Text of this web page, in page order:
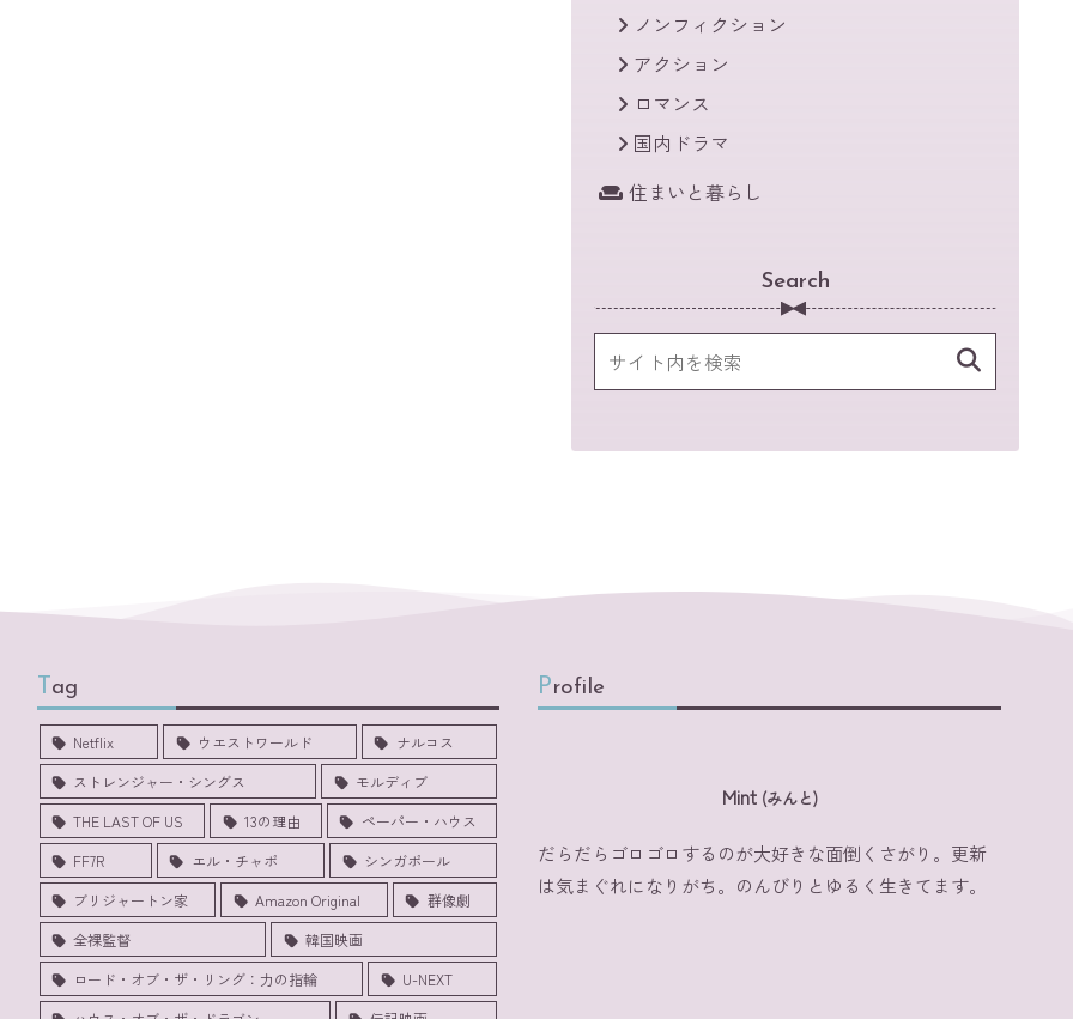
ノンフィクション
アクション
ロマンス
国内ドラマ
住まいと暮らし
Search
Tag
Netflix ウエストワールド
ナルコス
ストレンジャー・シングス
モルディブ
THE LAST OF US
13の理由
ペーパー・ハウス
FF7R
エル・チャポ
シンガポール
ブリジャートン家
Amazon Original
群像劇
全裸監督
韓国映画
ロード・オブ・ザ・リング：力の指輪
U-NEXT
Profile
Mint (みんと)
だらだらゴロゴロするのが大好きな面倒くさがり。更新
は気まぐれになりがち。のんびりとゆるく生きてます。